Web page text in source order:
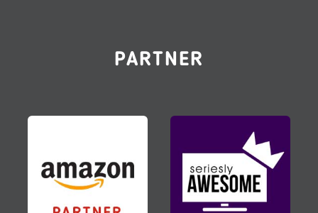
PARTNER